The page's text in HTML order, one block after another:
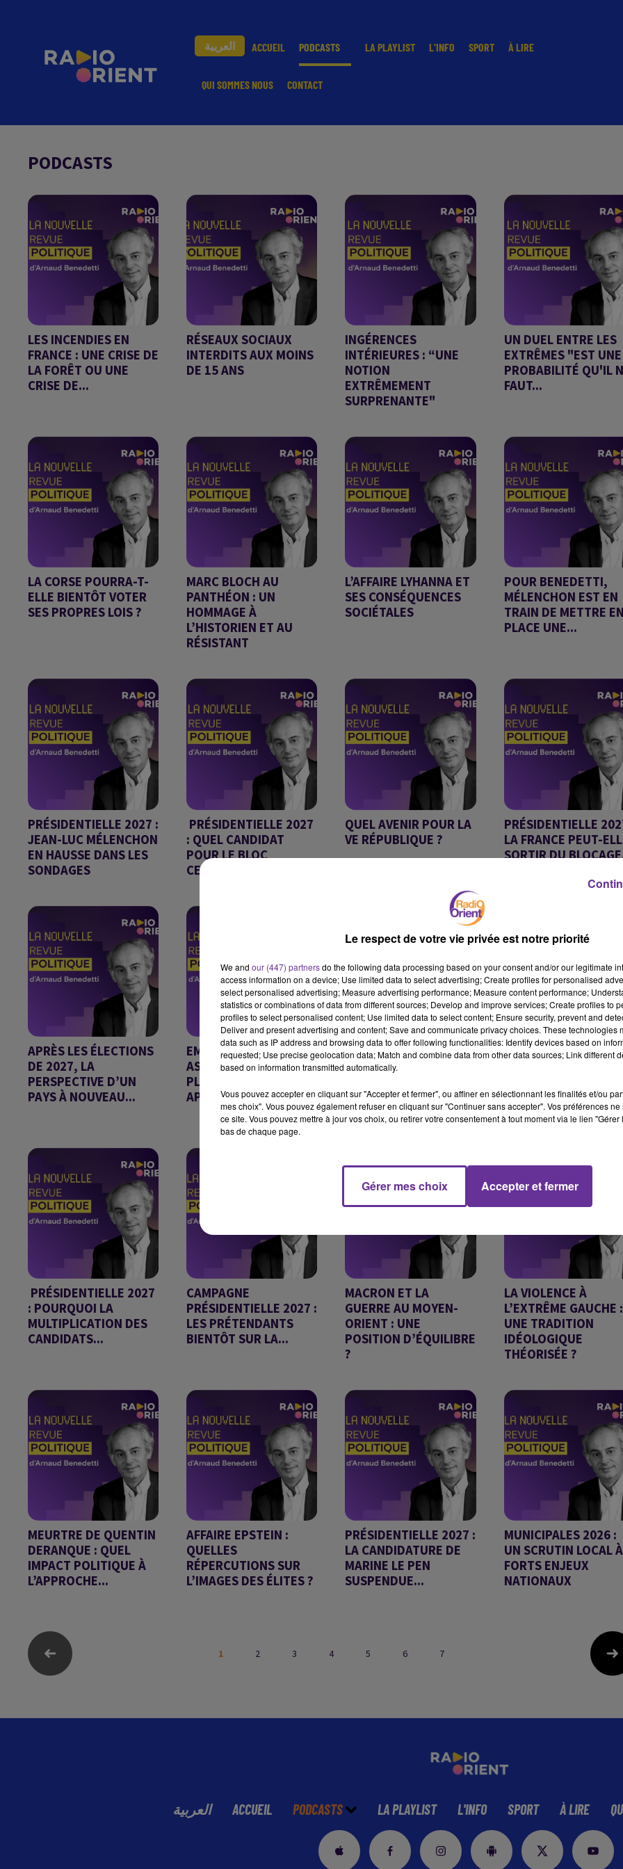
العربية ACCUEIL PODCASTS LA PLAYLIST L'INFO SPORT À LIRE
QUI SOMMES NOUS CONTACT
PODCASTS
LES INCENDIES EN
FRANCE : UNE CRISE DE
LA FORÊT OU UNE
CRISE DE...
RÉSEAUX SOCIAUX
INTERDITS AUX MOINS
DE 15 ANS
INGÉRENCES
INTÉRIEURES : “UNE
NOTION
EXTRÊMEMENT
SURPRENANTE"
Benedetti
UN DUEL ENTRE LES
EXTRÊMES "EST UNE
PROBABILITÉ QU'IL
FAUT...
LA CORSE POURRA-T-
ELLE BIENTÔT VOTER
SES PROPRES LOIS ?
MARC BLOCH AU
PANTHÉON : UN
HOMMAGE À
L’HISTORIEN ET AU
RÉSISTANT
Benedetti
L’AFFAIRE LYHANNA ET
SES CONSÉQUENCES
SOCIÉTALES
POUR BENEDETTI,
MÉLENCHON EST EN
TRAIN DE METTRE EN
PLACE UNE...
PRÉSIDENTIELLE 2027 :
JEAN-LUC MÉLENCHON
EN HAUSSE DANS LES
SONDAGES
Benedetti
PRÉSIDENTIELLE 2027
: QUEL CANDIDAT
POUR LE BLOC
CENTRAL ?
Benedetti
QUEL AVENIR POUR LA
VE RÉPUBLIQUE ?
Chronique d'Arnaud
PRÉSIDENTIELLE
LA FRANCE PEUT-
SORTIR DU
APRÈS LES ÉLECTIONS
DE 2027, LA
PERSPECTIVE D’UN
PAYS À NOUVEAU...
EMMANUEL MACRON
ASSURE QU'IL NE FERA
PLUS DE POLITIQUE
APRÈS...
Chronique d'Arnaud
Benedetti
LA DÉTENTION DU
JOURNALISTE
CHRISTOPHE GLEIZES
EN ALGÉRIE...
Chronique d'Arnaud
PRÉSIDENTIELLE
GÉNÉRAL DE...
Chronique d'Arnaud
PRÉSIDENTIELLE 2027
: POURQUOI LA
MULTIPLICATION DES
CANDIDATS...
CAMPAGNE
PRÉSIDENTIELLE 2027 :
LES PRÉTENDANTS
BIENTÔT SUR LA...
MACRON ET LA
GUERRE AU MOYEN-
ORIENT : UNE
POSITION D’ÉQUILIBRE
?
Benedetti
LA VIOLENCE À
L’EXTRÊME GAUCHE :
UNE TRADITION
IDÉOLOGIQUE
THÉORISÉE ?
Benedetti
MEURTRE DE QUENTIN
DERANQUE : QUEL
IMPACT POLITIQUE À
L’APPROCHE...
AFFAIRE EPSTEIN :
QUELLES
RÉPERCUTIONS SUR
L’IMAGES DES ÉLITES ?
PRÉSIDENTIELLE 2027 :
LA CANDIDATURE DE
MARINE LE PEN
SUSPENDUE...
MUNICIPALES 2026 :
UN SCRUTIN LOCAL À
FORTS ENJEUX
NATIONAUX
1 2 3 4 5 6 7
العربية ACCUEIL PODCASTS LA PLAYLIST L'INFO SPORT À LIRE
Le respect de votre vie privée est notre priorité
We and our (447) partnersdo the following data processing based on your consent and/or our legitimate
access information on a device; Use limited data to select advertising; Create profiles for personalised
select personalised advertising; Measure advertising performance; Measure content performance;
statistics or combinations of data from different sources; Develop and improve services; Create profiles to
profiles to select personalised content; Use limited data to select content; Ensure security, prevent and
Deliver and present advertising and content; Save and communicate privacy choices. These technologies
data such as IP address and browsing data to offer following functionalities: Identify devices based on
requested; Use precise geolocation data; Match and combine data from other data sources; Link different
based on information transmitted automatically.
Vous pouvez accepter en cliquant sur "Accepter et fermer", ou affiner en sélectionnant les finalités et/ou
mes choix". Vous pouvez également refuser en cliquant sur "Continuer sans accepter". Vos préférences
ce site. Vous pouvez mettre à jour vos choix, ou retirer votre consentement à tout moment via le lien
bas de chaque page.
Gérer mes choix Accepter et fermer